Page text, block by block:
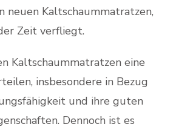
neuen Kaltschaummatratzen,
Zeit verfliegt.
Kaltschaummatratzen eine
insbesondere in Bezug
und ihre guten
Dennoch ist es